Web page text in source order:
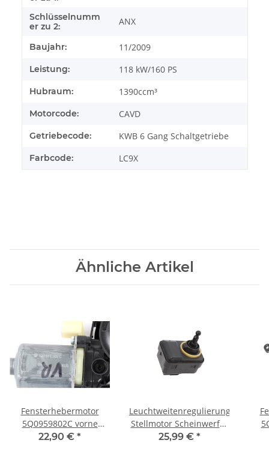
Schlüsselnumm
er zu 2:
ANX
Baujahr: 11/2009
Leistung: 118 kW/160 PS
Hubraum: 1390ccm³
Motorcode: CAVD
Getriebecode: KWB 6 Gang Schaltgetriebe
Farbcode: LC9X
Ähnliche Artikel
Fensterhebermotor
5Q0959802C vorne
rechts Skoda Octavia III
22,90 € *
Leuchtweitenregulierung
Stellmotor Scheinwerfer
5Z0941295 VW Fox 5Z
25,99 € *